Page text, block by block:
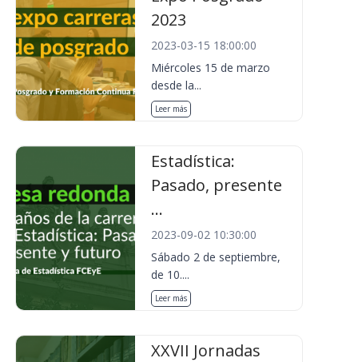
2023
2023-03-15 18:00:00
Miércoles 15 de marzo
desde la...
Leer más
Estadística:
Pasado, presente
...
2023-09-02 10:30:00
Sábado 2 de septiembre,
de 10....
Leer más
XXVII Jornadas